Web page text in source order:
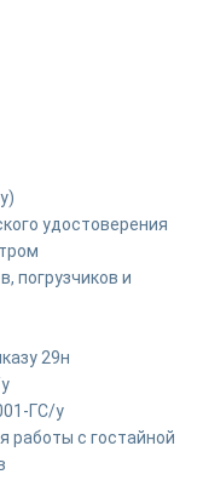
удостоверения
погрузчиков и
29н
ГС/у
работы с гостайной